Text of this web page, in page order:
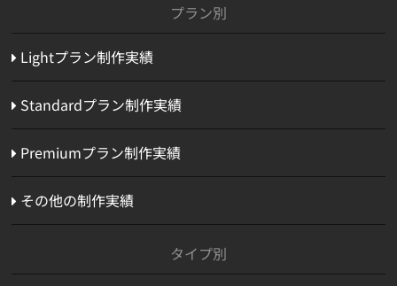
プラン別
Lightプラン制作実績
Standardプラン制作実績
Premiumプラン制作実績
その他の制作実績
タイプ別